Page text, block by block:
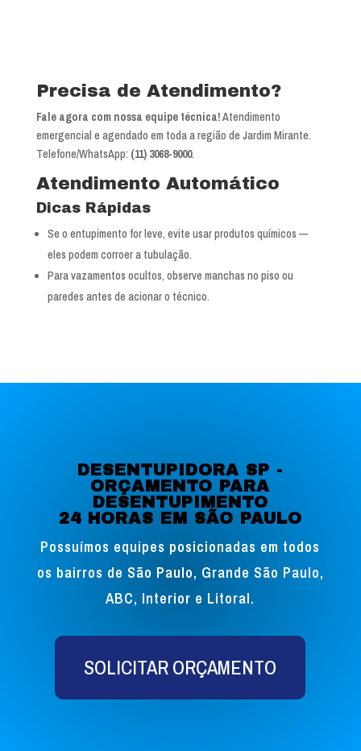
Precisa de Atendimento?
Fale agora com nossa equipe técnica!Atendimento
emergencial e agendado em toda a região de Jardim Mirante.
Telefone/WhatsApp: (11) 3068-9000.
Atendimento Automático
Dicas Rápidas
Se o entupimento for leve, evite usar produtos químicos —
eles podem corroer a tubulação.
Para vazamentos ocultos, observe manchas no piso ou
paredes antes de acionar o técnico.
DESENTUPIDORA SP -
ORÇAMENTO PARA
DESENTUPIMENTO
24 HORAS EM SÃO PAULO
Possuímos equipes posicionadas em todos
os bairros de São Paulo, Grande São Paulo,
ABC, Interior e Litoral.
SOLICITAR ORÇAMENTO